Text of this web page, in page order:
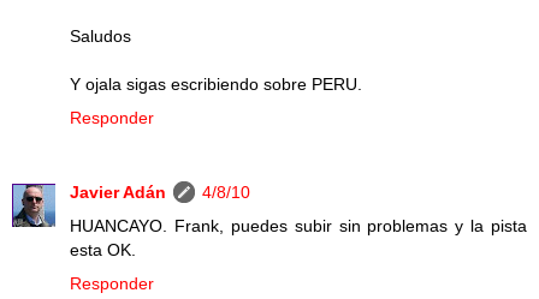
Saludos
Y ojala sigas escribiendo sobre PERU.
Responder
Javier Adán
4/8/10
HUANCAYO. Frank, puedes subir sin problemas y la pista
esta OK.
Responder